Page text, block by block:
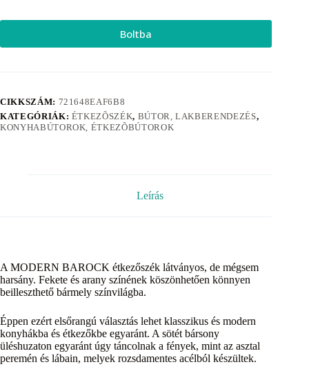
Boltba
CIKKSZÁM: 721648EAF6B8
KATEGÓRIÁK: ÉTKEZÕSZÉK, BÚTOR, LAKBERENDEZÉS,
KONYHABÚTOROK, ÉTKEZÕBÚTOROK
Leírás
A MODERN BAROCK étkezőszék látványos, de mégsem
harsány. Fekete és arany színének köszönhetően könnyen
beilleszthető bármely színvilágba.
Éppen ezért elsőrangú választás lehet klasszikus és modern
konyhákba és étkezőkbe egyaránt. A sötét bársony
üléshuzaton egyaránt úgy táncolnak a fények, mint az asztal
peremén és lábain, melyek rozsdamentes acélból készültek.